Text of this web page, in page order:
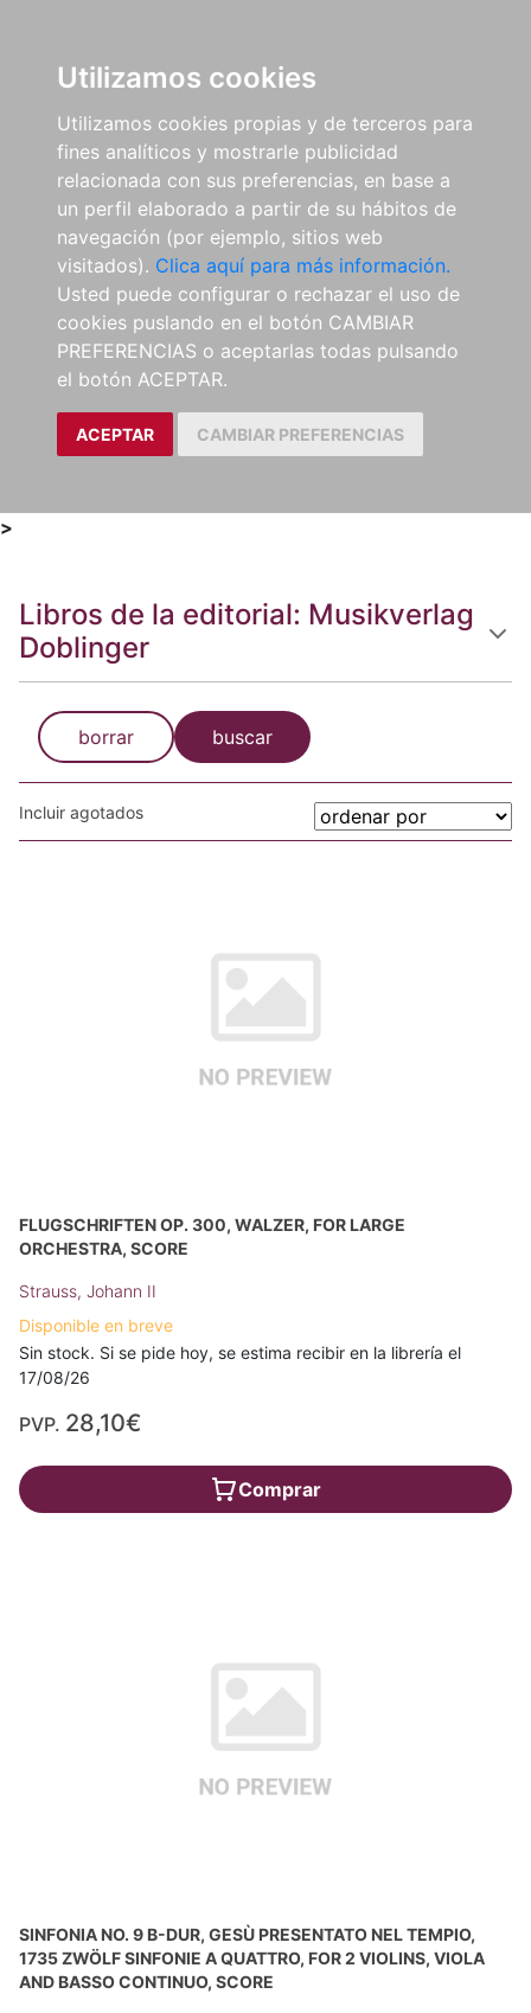
Utilizamos cookies
Utilizamos cookies propias y de terceros para
fines analíticos y mostrarle publicidad
relacionada con sus preferencias, en base a
un perfil elaborado a partir de su hábitos de
navegación (por ejemplo, sitios web
visitados). Clica aquí para más información.
Usted puede configurar o rechazar el uso de
cookies puslando en el botón CAMBIAR
PREFERENCIAS o aceptarlas todas pulsando
el botón ACEPTAR.
ACEPTAR CAMBIAR PREFERENCIAS
>
Libros de la editorial: Musikverlag
Doblinger
borrar buscar
Incluir agotados
FLUGSCHRIFTEN OP. 300, WALZER, FOR LARGE
ORCHESTRA, SCORE
Strauss, Johann II
Disponible en breve
Sin stock. Si se pide hoy, se estima recibir en la librería el
17/08/26
PVP. 28,10€
Comprar
SINFONIA NO. 9 B-DUR, GESÙ PRESENTATO NEL TEMPIO,
1735 ZWÖLF SINFONIE A QUATTRO, FOR 2 VIOLINS, VIOLA
AND BASSO CONTINUO, SCORE